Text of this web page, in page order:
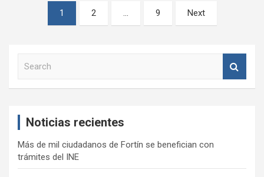
Paginación
1 2 … 9 Next
Noticias recientes
Más de mil ciudadanos de Fortín se benefician con
trámites del INE